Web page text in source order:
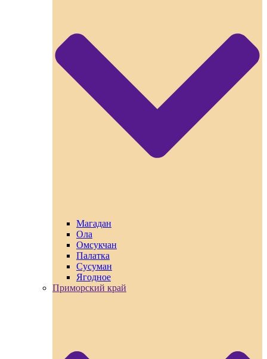
Магадан
Ола
Омсукчан
Палатка
Сусуман
Ягодное
Приморский край